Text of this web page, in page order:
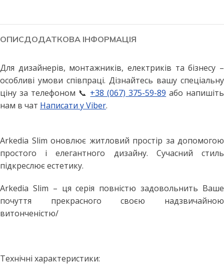
ОПИСДОДАТКОВА ІНФОРМАЦІЯ
Для дизайнерів, монтажників, електриків та бізнесу –
особливі умови співпраці. Дізнайтесь вашу спеціальну
ціну за телефоном 📞 +38 (067) 375-59-89 або напишіть
нам в чат Написати у Viber.
Arkedia Slim оновлює житловий простір за допомогою
простого і елегантного дизайну. Сучасний стиль
підкреслює естетику.
Arkedia Slim – ця серія повністю задовольнить Ваше
почуття прекрасного своєю надзвичайною
витонченістю/
Технічні характеристики: